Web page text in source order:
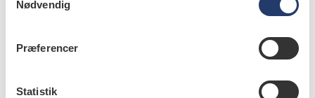
Nødvendig
Præferencer
Statistik
normaliseres ved stop af uvanen.
- Ætsningsskade: Hvidlig forandring af slimhinden i
Normaliseres efter fjernelse af ætsende stof.